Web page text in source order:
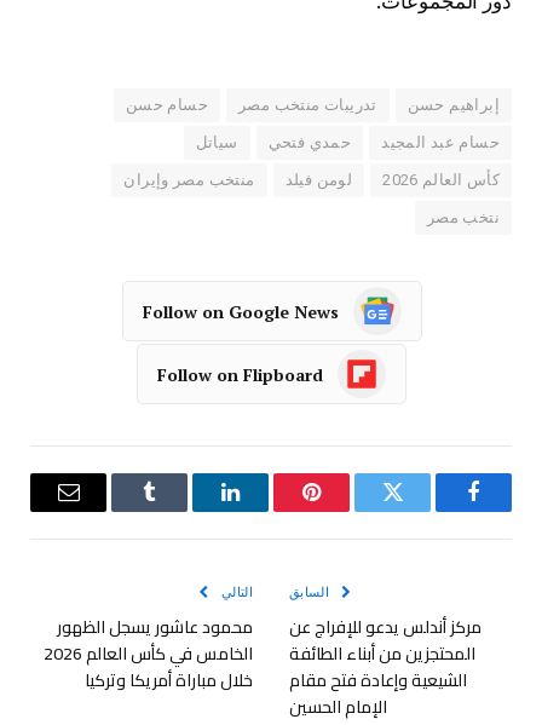
إبراهيم حسن تدريبات منتخب مصر حسام حسن
حسام عبد المجيد حمدي فتحي سياتل
كأس العالم 2026 لومن فيلد منتخب مصر وإيران
نتخب مصر
Follow on Google News
Follow on Flipboard
فيسبوك تويتر بينتيريستلينكدإن Tumblr
البريد
السابق
مركز أندلس يدعو للإفراج عن
المحتجزين من أبناء الطائفة
الشيعية وإعادة فتح مقام
الإمام الحسين
التالي
محمود عاشور يسجل الظهور
الخامس في كأس العالم 2026
خلال مباراة أمريكا وتركيا